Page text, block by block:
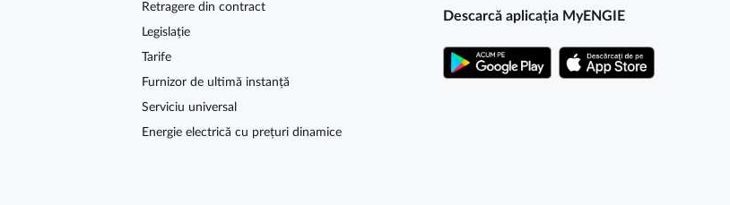
Retragere din contract
Legislație
Tarife
Furnizor de ultimă instanță
Serviciu universal
Energie electrică cu prețuri dinamice
Descarcă aplicația MyENGIE